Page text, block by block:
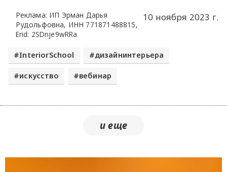
10 ноября 2023 г.
Реклама: ИП Эрман Дарья
Рудольфовна, ИНН 771871488815,
Erid: 2SDnje9wRRa
InteriorSchool дизайнинтерьера
искусство вебинар